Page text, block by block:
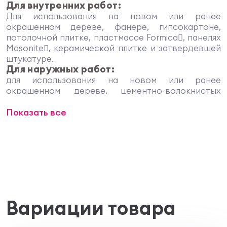
Для внутренних работ:
Для использования на новом или ранее
окрашенном дереве, фанере, гипсокартоне,
потолочной плитке, пластмассе Formica, панелях
Masonite, керамической плитке и затвердевшей
штукатуре.
Для наружных работ:
для использования на новом или ранее
окрашенном дереве, цементно-волокнистых
древесноволокнистых плит, алюминии,
другое.
Не рекомендуется для пропитывания сучков
Показать все
Вариации товара